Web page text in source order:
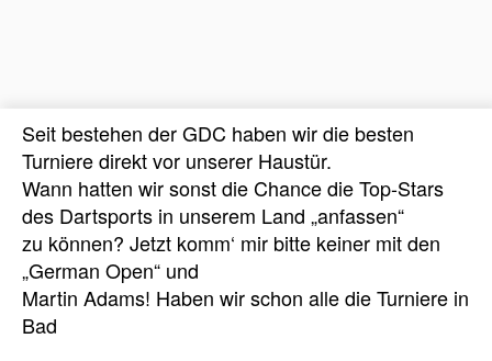
Seit bestehen der GDC haben wir die besten
Turniere direkt vor unserer Haustür.
Wann hatten wir sonst die Chance die Top-Stars
des Dartsports in unserem Land „anfassen“
zu können? Jetzt komm‘ mir bitte keiner mit den
„German Open“ und
Martin Adams! Haben wir schon alle die Turniere in
Bad